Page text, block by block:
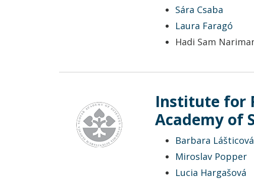
Sára Csaba
Laura Faragó
Hadi Sam
Institute for
Academy of
Barbara Lášticová
Miroslav Popper
Lucia Hargašová